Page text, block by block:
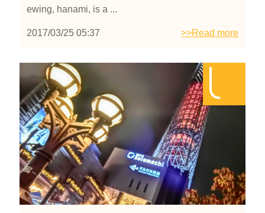
ewing, hanami, is a ...
2017/03/25 05:37 >>Read more